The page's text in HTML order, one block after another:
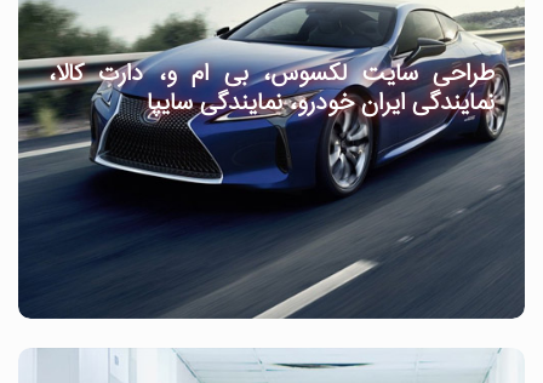
طراحی سایت لکسوس، بی ام و، دارت کالا،
نمایندگی ایران خودرو، نمایندگی سایپا